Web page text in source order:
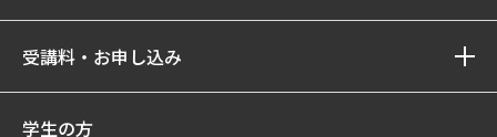
受講料・お申し込み
学生の方